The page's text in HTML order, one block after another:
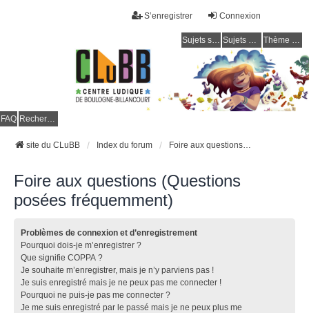
Connexion
S’enregistrer
Sujets sans réponse Sujets actifs Thème clair / foncé
FAQ Rechercher
site du CLuBB Index du forum Foire aux questions (Questions posées fréquemment)
Foire aux questions (Questions
posées fréquemment)
Problèmes de connexion et d’enregistrement
Pourquoi dois-je m’enregistrer ?
Que signifie COPPA ?
Je souhaite m’enregistrer, mais je n’y parviens pas !
Je suis enregistré mais je ne peux pas me connecter !
Pourquoi ne puis-je pas me connecter ?
Je me suis enregistré par le passé mais je ne peux plus me